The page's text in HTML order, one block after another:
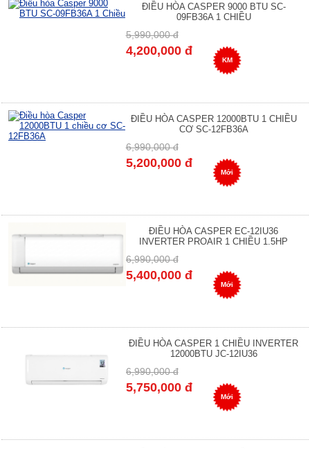
ĐIỀU HÒA CASPER 9000 BTU SC-
09FB36A 1 CHIỀU
5,990,000 đ
4,200,000 đ
KM
ĐIỀU HÒA CASPER 12000BTU 1 CHIỀU
CƠ SC-12FB36A
6,990,000 đ
5,200,000 đ
Mới
ĐIỀU HÒA CASPER EC-12IU36
INVERTER PROAIR 1 CHIỀU 1.5HP
6,990,000 đ
5,400,000 đ
Mới
ĐIỀU HÒA CASPER 1 CHIỀU INVERTER
12000BTU JC-12IU36
6,990,000 đ
5,750,000 đ
Mới